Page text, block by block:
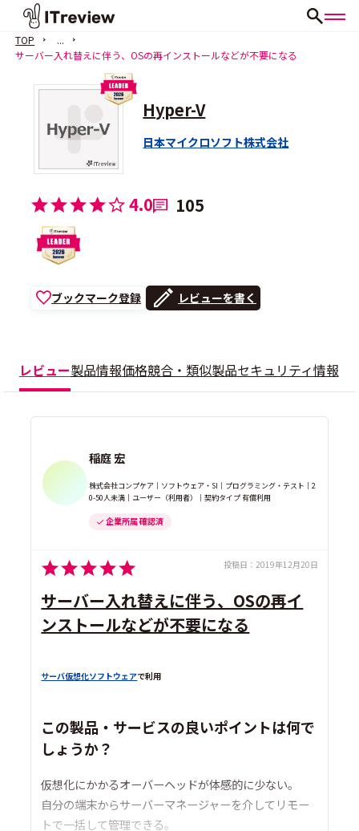
TOP
...
サーバー入れ替えに伴う、OSの再インストールなどが不要になる
Hyper-V
日本マイクロソフト株式会社
4.0 105
ブックマーク登録 レビューを書く
レビュー製品情報価格競合・類似製品セキュリティ情報
稲庭 宏
株式会社コンプケア｜ソフトウェア・SI｜プログラミング・テスト｜2
0-50人未満｜ユーザー（利用者）｜契約タイプ 有償利用
企業所属 確認済
投稿日： 2019年12月20日
サーバー入れ替えに伴う、OSの再イ
ンストールなどが不要になる
サーバ仮想化ソフトウェアで利用
この製品・サービスの良いポイントは何で
しょうか？
仮想化にかかるオーバーヘッドが体感的に少ない。
自分の端末からサーバーマネージャーを介してリモー
トで一括して管理できる。